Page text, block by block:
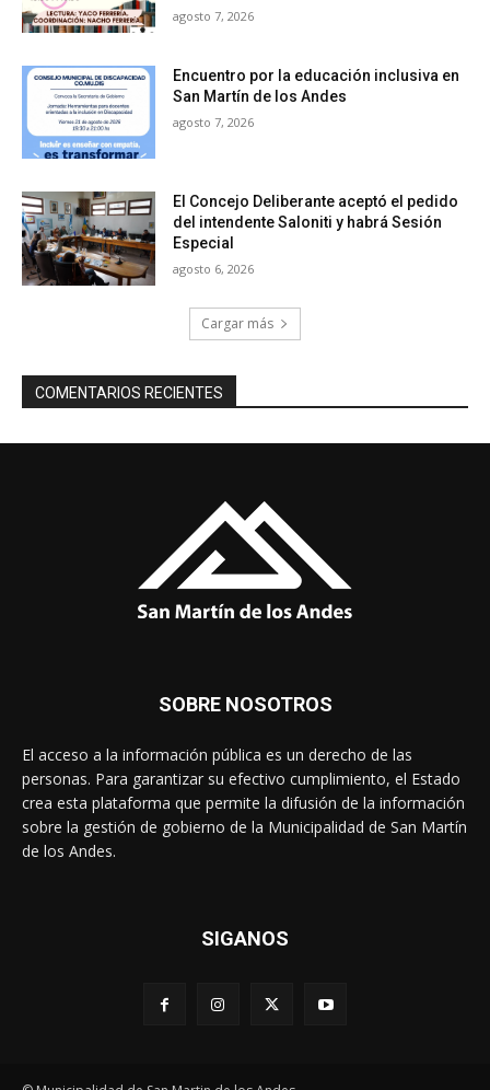
agosto 7, 2026
Encuentro por la educación inclusiva en
San Martín de los Andes
agosto 7, 2026
El Concejo Deliberante aceptó el pedido
del intendente Saloniti y habrá Sesión
Especial
agosto 6, 2026
Cargar más
COMENTARIOS RECIENTES
SOBRE NOSOTROS
El acceso a la información pública es un derecho de las
personas. Para garantizar su efectivo cumplimiento, el Estado
crea esta plataforma que permite la difusión de la información
sobre la gestión de gobierno de la Municipalidad de San Martín
de los Andes.
SIGANOS